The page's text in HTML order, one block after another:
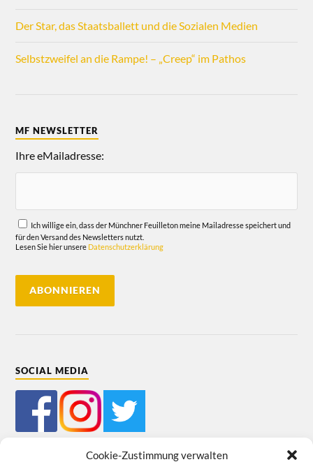
Cookie-Zustimmung verwalten
Der Star, das Staatsballett und die Sozialen Medien
Selbstzweifel an die Rampe! – „Creep“ im Pathos
MF NEWSLETTER
Ihre eMailadresse:
Ich willige ein, dass der Münchner Feuilleton meine Mailadresse speichert und
für den Versand des Newsletters nutzt.
Lesen Sie hier unsere Datenschutzerklärung
SOCIAL MEDIA